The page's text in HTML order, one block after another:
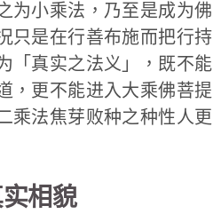
为小乘法，乃至是成为佛
只是在行善布施而把行持
「真实之法义」，既不能
，更不能进入大乘佛菩提
乘法焦芽败种之种性人更
相貌